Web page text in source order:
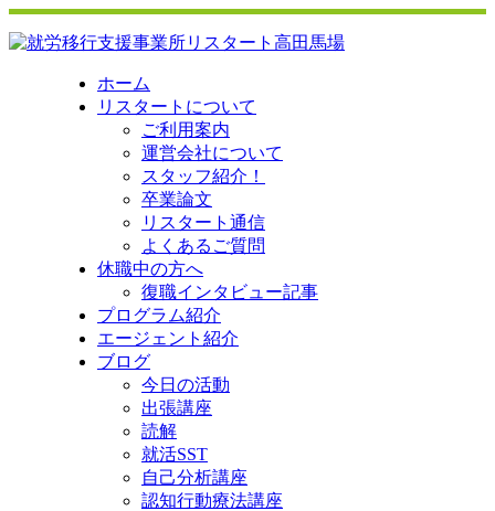
ホーム
リスタートについて
ご利用案内
運営会社について
スタッフ紹介！
卒業論文
リスタート通信
よくあるご質問
休職中の方へ
復職インタビュー記事
プログラム紹介
エージェント紹介
ブログ
今日の活動
出張講座
読解
就活SST
自己分析講座
認知行動療法講座